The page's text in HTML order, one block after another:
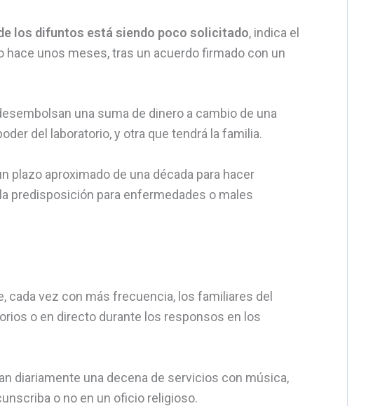
los difuntos está siendo poco solicitado, indica el
hace unos meses, tras un acuerdo firmado con un
una suma de dinero a cambio de una
del laboratorio, y otra que tendrá la familia.
plazo aproximado de una década para hacer
predisposición para enfermedades o males
cada vez con más frecuencia, los familiares del
o en directo durante los responsos en los
diariamente una decena de servicios con música,
o no en un oficio religioso.